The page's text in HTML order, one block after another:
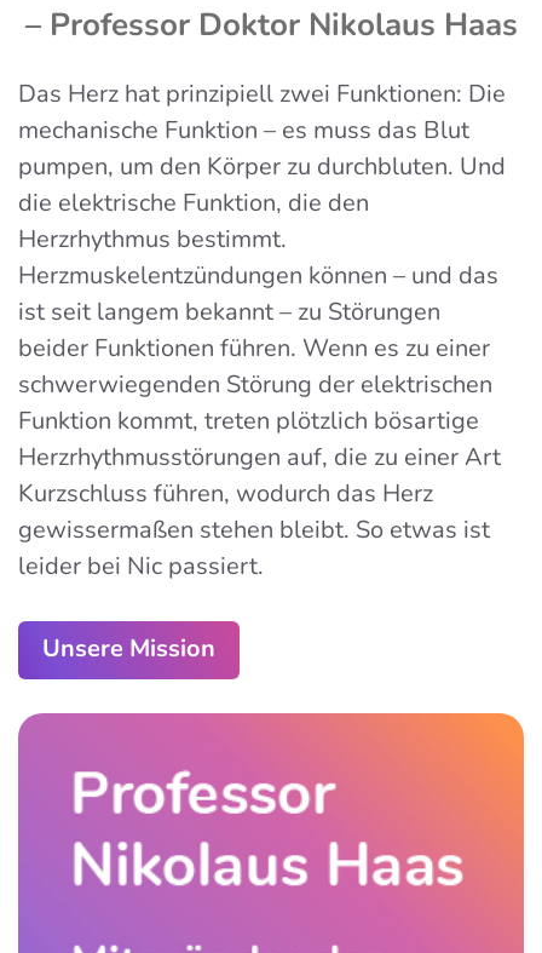
– Professor Doktor Nikolaus Haas
Das Herz hat prinzipiell zwei Funktionen: Die
mechanische Funktion – es muss das Blut
pumpen, um den Körper zu durchbluten. Und
die elektrische Funktion, die den
Herzrhythmus bestimmt.
Herzmuskelentzündungen können – und das
ist seit langem bekannt – zu Störungen
beider Funktionen führen. Wenn es zu einer
schwerwiegenden Störung der elektrischen
Funktion kommt, treten plötzlich bösartige
Herzrhythmusstörungen auf, die zu einer Art
Kurzschluss führen, wodurch das Herz
gewissermaßen stehen bleibt. So etwas ist
leider bei Nic passiert.
Unsere Mission